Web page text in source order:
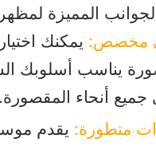
المميزة لمظهر
مخصص: يمكنك
يناسب أسلوبك
جميع أنحاء المقصورة.
متطورة: